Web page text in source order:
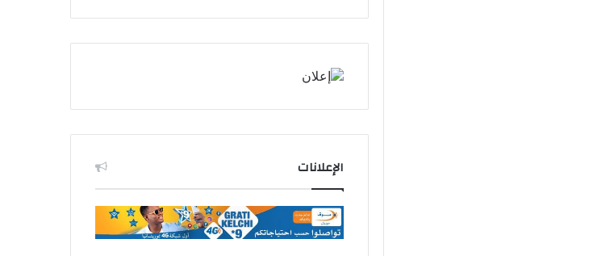
الإعلانات